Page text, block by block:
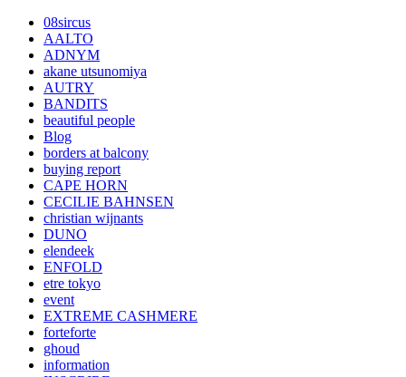
08sircus
AALTO
ADNYM
akane utsunomiya
AUTRY
BANDITS
beautiful people
Blog
borders at balcony
buying report
CAPE HORN
CECILIE BAHNSEN
christian wijnants
DUNO
elendeek
ENFOLD
etre tokyo
event
EXTREME CASHMERE
forteforte
ghoud
information